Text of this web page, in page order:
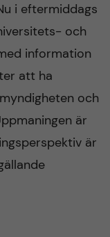
i eftermiddags
och
information
att ha
och
är
är